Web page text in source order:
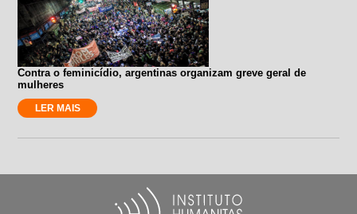
Contra o feminicídio, argentinas organizam greve geral de
mulheres
LER MAIS